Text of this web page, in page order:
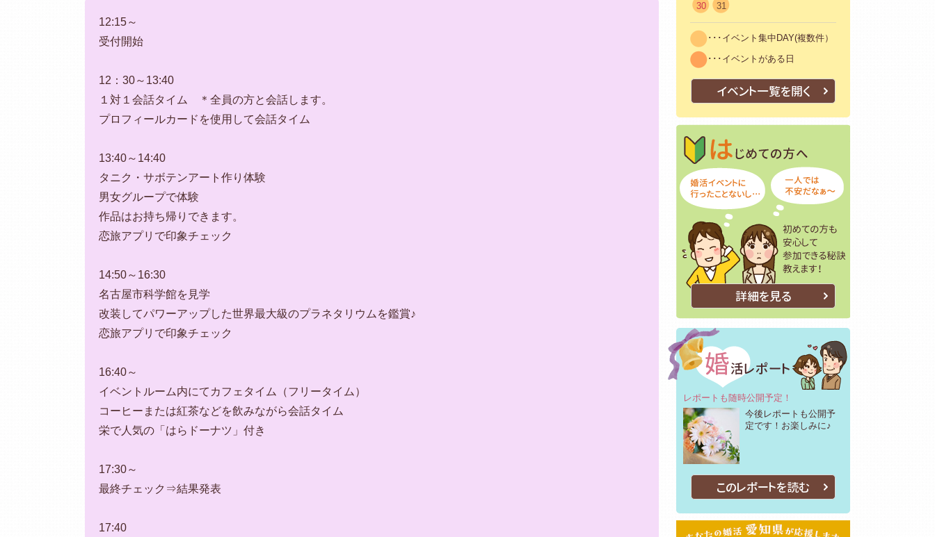
12:15～
受付開始
12：30～13:40
１対１会話タイム ＊全員の方と会話します。
プロフィールカードを使用して会話タイム
13:40～14:40
タニク・サボテンアート作り体験
男女グループで体験
作品はお持ち帰りできます。
恋旅アプリで印象チェック
14:50～16:30
名古屋市科学館を見学
改装してパワーアップした世界最大級のプラネタリウムを鑑賞♪
恋旅アプリで印象チェック
16:40～
イベントルーム内にてカフェタイム（フリータイム）
コーヒーまたは紅茶などを飲みながら会話タイム
栄で人気の「はらドーナツ」付き
17:30～
最終チェック⇒結果発表
17:40
30 31
･･･イベント集中DAY(複数件）
･･･イベントがある日
イベント一覧を開く
詳細を見る
レポートも随時公開予定！
今後レポートも公開予
定です！お楽しみに♪
このレポートを読む